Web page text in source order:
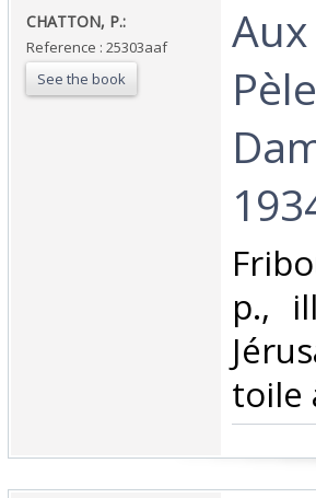
‎CHATTON, P.:‎
Reference : 25303aaf
See the book
p.,
toile